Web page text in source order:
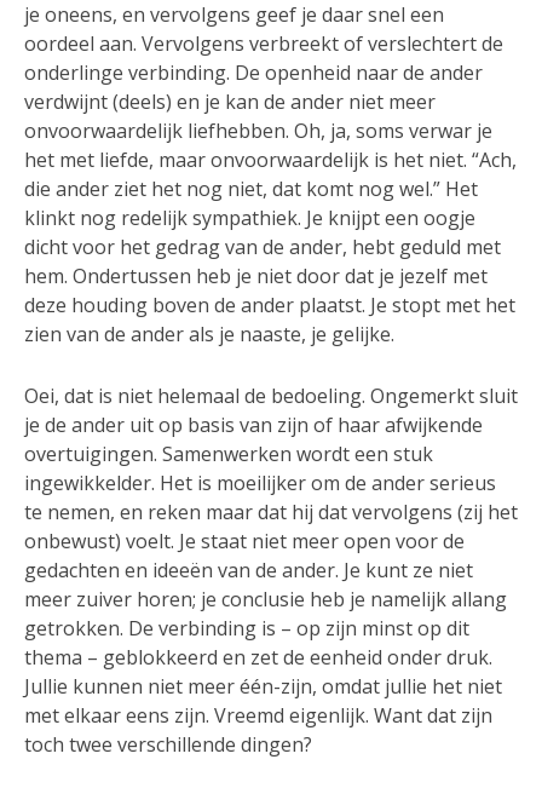
je oneens, en vervolgens geef je daar snel een
oordeel aan. Vervolgens verbreekt of verslechtert de
onderlinge verbinding. De openheid naar de ander
verdwijnt (deels) en je kan de ander niet meer
onvoorwaardelijk liefhebben. Oh, ja, soms verwar je
het met liefde, maar onvoorwaardelijk is het niet. “Ach,
die ander ziet het nog niet, dat komt nog wel.” Het
klinkt nog redelijk sympathiek. Je knijpt een oogje
dicht voor het gedrag van de ander, hebt geduld met
hem. Ondertussen heb je niet door dat je jezelf met
deze houding boven de ander plaatst. Je stopt met het
zien van de ander als je naaste, je gelijke.
Oei, dat is niet helemaal de bedoeling. Ongemerkt sluit
je de ander uit op basis van zijn of haar afwijkende
overtuigingen. Samenwerken wordt een stuk
ingewikkelder. Het is moeilijker om de ander serieus
te nemen, en reken maar dat hij dat vervolgens (zij het
onbewust) voelt. Je staat niet meer open voor de
gedachten en ideeën van de ander. Je kunt ze niet
meer zuiver horen; je conclusie heb je namelijk allang
getrokken. De verbinding is – op zijn minst op dit
thema – geblokkeerd en zet de eenheid onder druk.
Jullie kunnen niet meer één-zijn, omdat jullie het niet
met elkaar eens zijn. Vreemd eigenlijk. Want dat zijn
toch twee verschillende dingen?